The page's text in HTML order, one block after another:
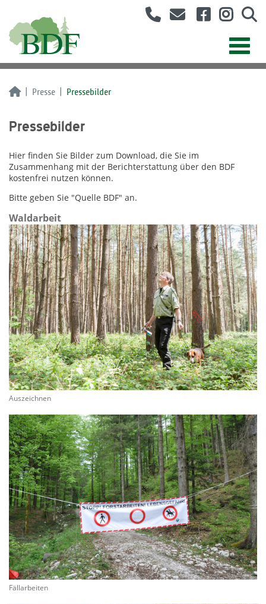
Presse Pressebilder
Pressebilder
Hier finden Sie Bilder zum Download, die Sie im
Zusammenhang mit der Berichterstattung über den BDF
kostenfrei nutzen können.
Bitte geben Sie "Quelle BDF" an.
Waldarbeit
Auszeichnen
Fällarbeiten